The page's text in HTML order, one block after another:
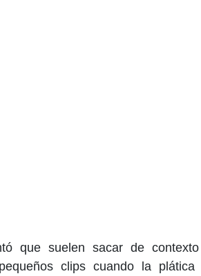
que suelen sacar de
clips cuando la